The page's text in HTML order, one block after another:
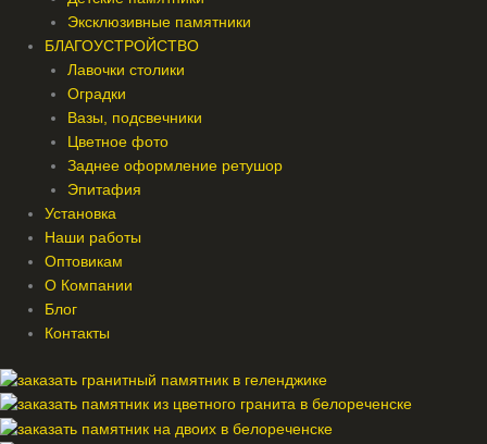
Эксклюзивные памятники
БЛАГОУСТРОЙСТВО
Лавочки столики
Оградки
Вазы, подсвечники
Цветное фото
Заднее оформление ретушор
Эпитафия
Установка
Наши работы
Оптовикам
О Компании
Блог
Контакты